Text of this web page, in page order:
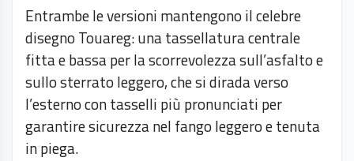
Entrambe le versioni mantengono il celebre
disegno Touareg: una tassellatura centrale
fitta e bassa per la scorrevolezza sull’asfalto e
sullo sterrato leggero, che si dirada verso
l’esterno con tasselli più pronunciati per
garantire sicurezza nel fango leggero e tenuta
in piega.